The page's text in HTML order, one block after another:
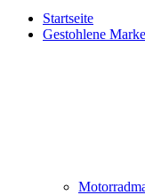
Startseite
Gestohlene